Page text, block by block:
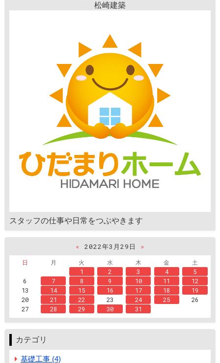
松崎建築
スタッフの仕事や日常をつぶやきます
« 2022年3月29日
»
日
月 火 水 木 金
土
1
2 3 4
5
6
7 8 9 10 11
12
13
14 15 16 17 18
19
20
21 22 23 24 25
26
27
28 29 30 31
カテゴリ
基礎工事 (4)